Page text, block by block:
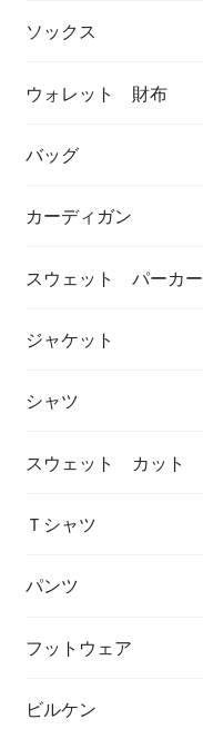
ソックス
ウォレット 財布
バッグ
カーディガン
スウェット パーカー
ジャケット
シャツ
スウェット カット
Ｔシャツ
パンツ
フットウェア
ビルケン